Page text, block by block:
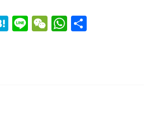
Hatena
LineWeChat
WhatsApp